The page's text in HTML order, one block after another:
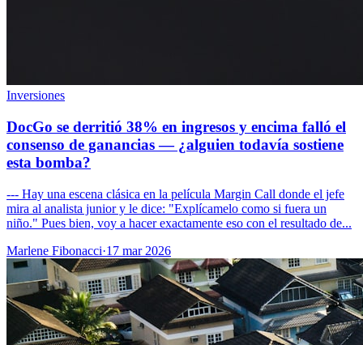
Inversiones
DocGo se derritió 38% en ingresos y encima falló el
consenso de ganancias — ¿alguien todavía sostiene
esta bomba?
--- Hay una escena clásica en la película Margin Call donde el jefe
mira al analista junior y le dice: "Explícamelo como si fuera un
niño." Pues bien, voy a hacer exactamente eso con el resultado de...
Marlene Fibonacci·17 mar 2026